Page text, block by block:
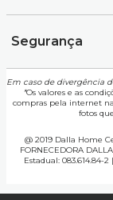
Segurança
Em caso de divergência
*Os valores e as
compras pela internet
fotos
@ 2019 Dalla Home
FORNECEDORA
Estadual: 083.614.84-2